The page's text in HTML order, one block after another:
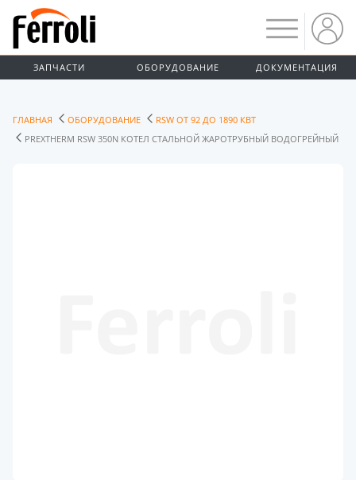
ЗАПЧАСТИ ОБОРУДОВАНИЕ ДОКУМЕНТАЦИЯ
ГЛАВНАЯ ОБОРУДОВАНИЕ
RSW ОТ 92 ДО 1890 КВТ
PREXTHERM RSW 350N КОТЕЛ СТАЛЬНОЙ ЖАРОТРУБНЫЙ ВОДОГРЕЙНЫЙ